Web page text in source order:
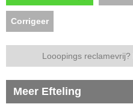
Corrigeer
Looopings reclamevrij?
Meer Efteling